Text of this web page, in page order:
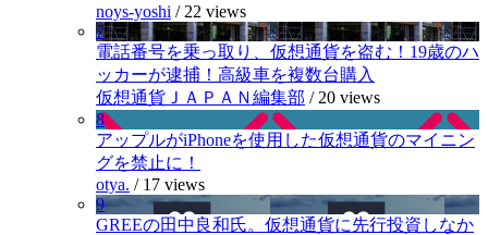
noys-yoshi / 22 views
7
電話番号を乗っ取り、仮想通貨を盗む！19歳のハ
ッカーが逮捕！高級車を複数台購入
仮想通貨ＪＡＰＡＮ編集部 / 20 views
8
アップルがiPhoneを使用した仮想通貨のマイニン
グを禁止に！
otya. / 17 views
9
GREEの田中良和氏。仮想通貨に先行投資しなか